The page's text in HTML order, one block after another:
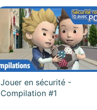
Jouer en sécurité -
Compilation #1